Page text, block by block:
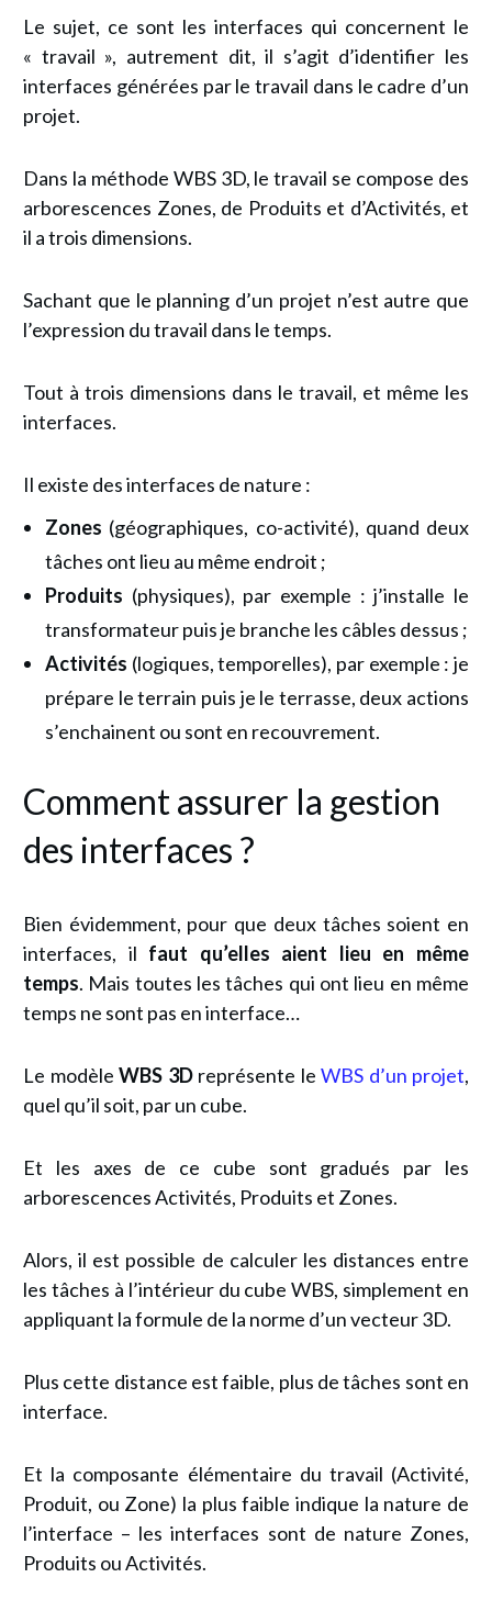
Le sujet, ce sont les interfaces qui concernent le
« travail », autrement dit, il s’agit d’identifier les
interfaces générées par le travail dans le cadre d’un
projet.
Dans la méthode WBS 3D, le travail se compose des
arborescences Zones, de Produits et d’Activités, et
il a trois dimensions.
Sachant que le planning d’un projet n’est autre que
l’expression du travail dans le temps.
Tout à trois dimensions dans le travail, et même les
interfaces.
Il existe des interfaces de nature :
Zones (géographiques, co-activité), quand deux
tâches ont lieu au même endroit ;
Produits (physiques), par exemple : j’installe le
transformateur puis je branche les câbles dessus ;
Activités (logiques, temporelles), par exemple : je
prépare le terrain puis je le terrasse, deux actions
s’enchainent ou sont en recouvrement.
Comment assurer la gestion
des interfaces ?
Bien évidemment, pour que deux tâches soient en
interfaces, il faut qu’elles aient lieu en même
temps. Mais toutes les tâches qui ont lieu en même
temps ne sont pas en interface…
Le modèle WBS 3Dreprésente le WBS d’un projet,
quel qu’il soit, par un cube.
Et les axes de ce cube sont gradués par les
arborescences Activités, Produits et Zones.
Alors, il est possible de calculer les distances entre
les tâches à l’intérieur du cube WBS, simplement en
appliquant la formule de la norme d’un vecteur 3D.
Plus cette distance est faible, plus de tâches sont en
interface.
Et la composante élémentaire du travail (Activité,
Produit, ou Zone) la plus faible indique la nature de
l’interface – les interfaces sont de nature Zones,
Produits ou Activités.